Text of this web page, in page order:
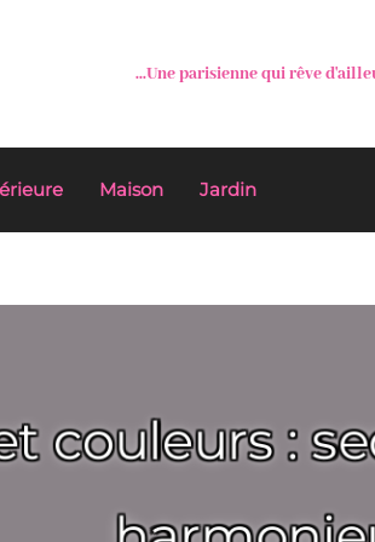
...Une parisienne qui rêve
Maison Jardin
couleurs :